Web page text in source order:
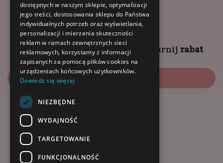
9:00 - 18:00 (pon-pt)
10:00 - 14:00 (sob)
Zapisz się naNEWSLETTER zgarnij rabat
Zapisz się
dostępnych w naszym sklepie, optymalizacji
jego treści, dostosowania sklepu do Państwa
indywidualnych potrzeb oraz wyświetlania,
personalizacji i mierzenia skuteczności
reklam w ramach zewnętrznych sieci
reklamowych, korzystamy z informacji
zapisanych za pomocą plików cookies na
urządzeniach końcowych użytkowników.
Dowiedz się więcej
NIEZBĘDNE
WYDAJNOŚĆ
TARGETOWANIE
FUNKCJONALNOŚĆ